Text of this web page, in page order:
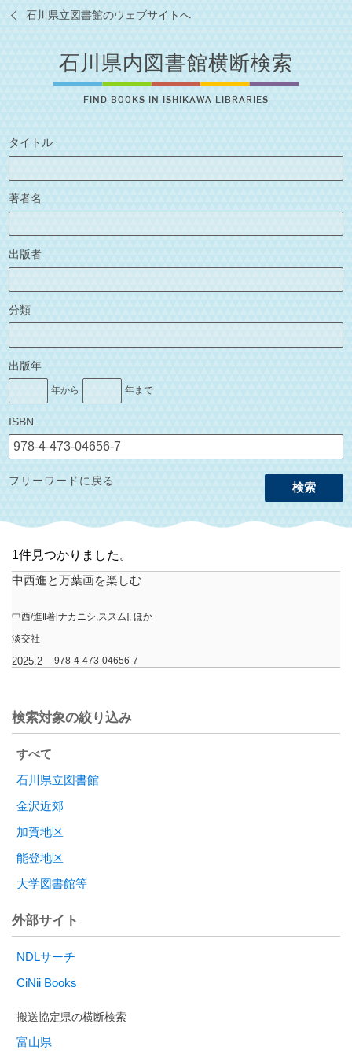
石川県立図書館のウェブサイトへ
石川県内図書館横断検索
FIND BOOKS IN ISHIKAWA LIBRARIES
タイトル
著者名
出版者
分類
出版年
年から 年まで
ISBN
検索
フリーワードに戻る
1件見つかりました。
中西進と万葉画を楽しむ
中西/進‖著[ナカニシ,ススム], ほか
淡交社
2025.2 978-4-473-04656-7
検索対象の絞り込み
すべて
石川県立図書館
金沢近郊
加賀地区
能登地区
大学図書館等
外部サイト
NDLサーチ
CiNii Books
富山県